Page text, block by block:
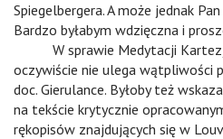
Spiegelbergera. A może jednak
Bardzo byłabym wdzięczna i
W sprawie Medytacji
oczywiście nie ulega wątpliwości
doc. Gierulance. Byłoby też
na tekście krytycznie
rękopisów znajdujących się w